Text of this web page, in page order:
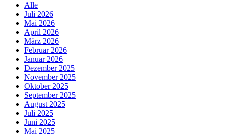
Alle
Juli 2026
Mai 2026
April 2026
März 2026
Februar 2026
Januar 2026
Dezember 2025
November 2025
Oktober 2025
September 2025
August 2025
Juli 2025
Juni 2025
Mai 2025